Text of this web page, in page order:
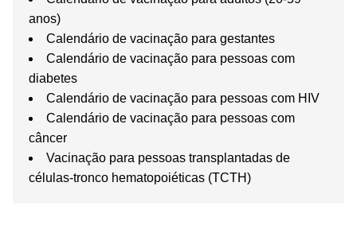
anos)
Calendário de vacinação para gestantes
Calendário de vacinação para pessoas com
diabetes
Calendário de vacinação para pessoas com HIV
Calendário de vacinação para pessoas com
câncer
Vacinação para pessoas transplantadas de
células-tronco hematopoiéticas (TCTH)